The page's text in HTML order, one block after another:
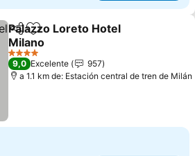
CompartirAgregar a favoritos
Palazzo Loreto Hotel
Milano
Ver precios
4 Estrellas
9,0 Excelente
957
a 1.1 km de: Estación central de tren de Milán